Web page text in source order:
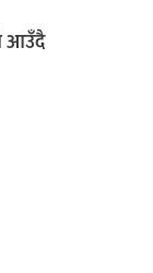
आउँदै